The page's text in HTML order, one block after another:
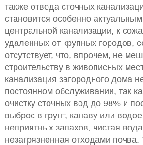
также отвода сточных
становится особенно
центральной канализации, к
удаленных от крупных городов,
отсутствует, что, впрочем, не
строительству в живописных
канализация загородного дома
постоянном обслуживании, так
очистку сточных вод до 98% и
выброс в грунт, канаву или
неприятных запахов, чистая
незагрязненная отходами почва.